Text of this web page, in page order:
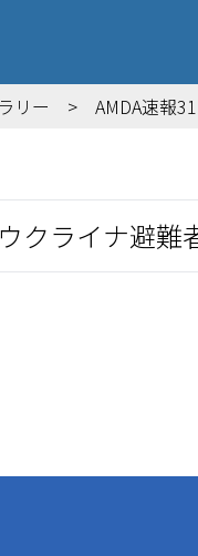
リー AMDA速報
クライナ避難